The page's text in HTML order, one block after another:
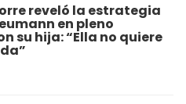
reveló la estrategia
en pleno
su hija: “Ella no quiere